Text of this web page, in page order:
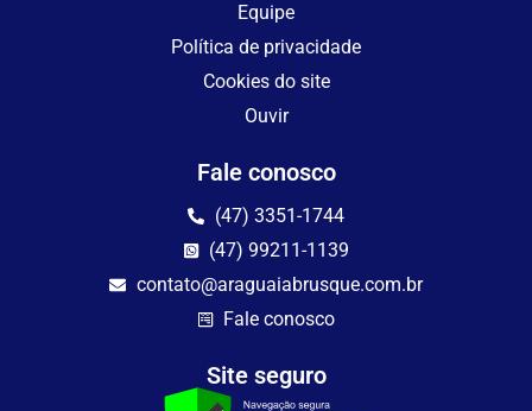
Equipe
Política de privacidade
Cookies do site
Ouvir
Fale conosco
(47) 3351-1744
(47) 99211-1139
contato@araguaiabrusque.com.br
Fale conosco
Site seguro